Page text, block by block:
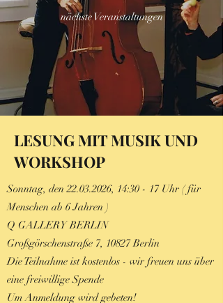
nächste Veranstaltungen
LESUNG MIT MUSIK UND
WORKSHOP
Sonntag, den22.03.2026, 14:30 - 17 Uhr ( für
Menschen ab 6 Jahren )
Q GALLERY BERLIN
Großgörschenstraße 7, 10827 Berlin
Die Teilnahme ist kostenlos - wir freuen uns über
eine freiwillige Spende
Um Anmeldung wird gebeten!